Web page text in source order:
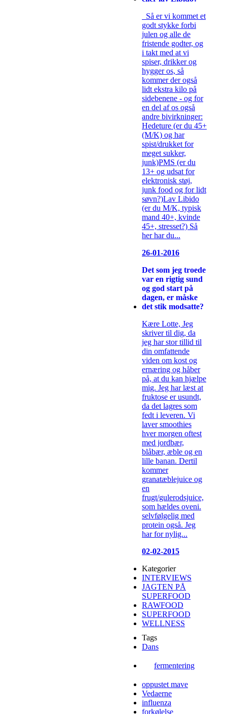
Så er vi kommet et
godt stykke forbi
julen og alle de
fristende godter, og
i takt med at vi
spiser, drikker og
hygger os, så
kommer der også
lidt ekstra kilo på
sidebenene - og for
en del af os også
andre bivirkninger:
Hedeture (er du 45+
(M/K) og har
spist/drukket for
meget sukker,
junk)PMS (er du
13+ og udsat for
elektronisk støj,
junk food og for lidt
søvn?)Lav Libido
(er du M/K, typisk
mand 40+, kvinde
45+, stresset?) Så
her har du...
26-01-2016
Det som jeg troede
var en rigtig sund
og god start på
dagen, er måske
det stik modsatte?
Kære Lotte, Jeg
skriver til dig, da
jeg har stor tillid til
din omfattende
viden om kost og
ernæring og håber
på, at du kan hjælpe
mig. Jeg har læst at
fruktose er usundt,
da det lagres som
fedt i leveren. Vi
laver smoothies
hver morgen oftest
med jordbær,
blåbær, æble og en
lille banan. Dertil
kommer
granatæblejuice og
en
frugt/gulerodsjuice,
som hældes oveni.
selvfølgelig med
protein også. Jeg
har for nylig...
02-02-2015
Kategorier
INTERVIEWS
JAGTEN PÅ
SUPERFOOD
RAWFOOD
SUPERFOOD
WELLNESS
Tags
Dans
fermentering
oppustet mave
Vedaerne
influenza
forkølelse